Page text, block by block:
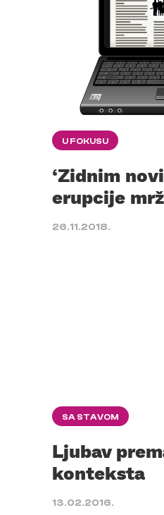
U FOKUSU
‘Zidnim
erupcije
26.11.2018.
SA STAVOM
Ljubav
konteksta
13.02.2016.